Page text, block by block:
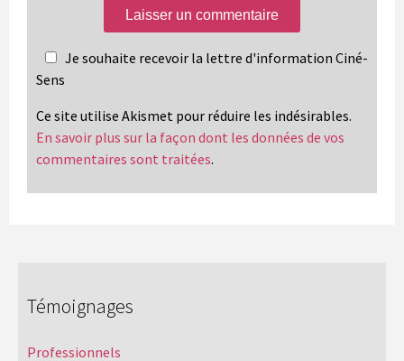
Je souhaite recevoir la lettre d'information Ciné-
Sens
Ce site utilise Akismet pour réduire les indésirables.
En savoir plus sur la façon dont les données de vos
commentaires sont traitées.
Témoignages
Professionnels